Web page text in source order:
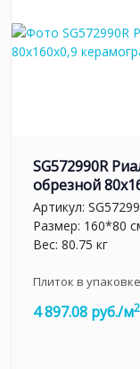
SG572990R
обрезной
Артикул:
Размер: 160*80
Вес: 80.75 кг
Плиток в
4 897.08 руб./м2